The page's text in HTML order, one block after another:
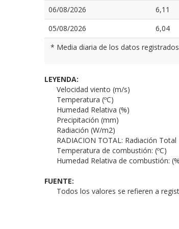
06/08/2026
6,11
05/08/2026
6,04
* Media diaria de los datos
LEYENDA:
Velocidad viento (m/s)
Temperatura (ºC)
Humedad Relativa (%)
Precipitación (mm)
Radiación (W/m2)
RADIACION TOTAL: Radiación Total
Temperatura de combustión: (ºC)
Humedad Relativa de combustión:
FUENTE:
Todos los valores se refieren a